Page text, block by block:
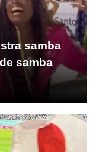
samba
samba